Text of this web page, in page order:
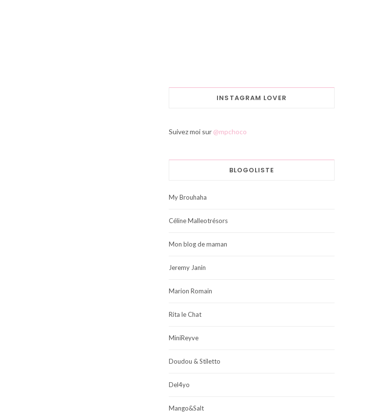
INSTAGRAM LOVER
Suivez moi sur @mpchoco
BLOGOLISTE
My Brouhaha
Céline Malleotrésors
Mon blog de maman
Jeremy Janin
Marion Romain
Rita le Chat
MiniReyve
Doudou & Stiletto
Del4yo
Mango&Salt